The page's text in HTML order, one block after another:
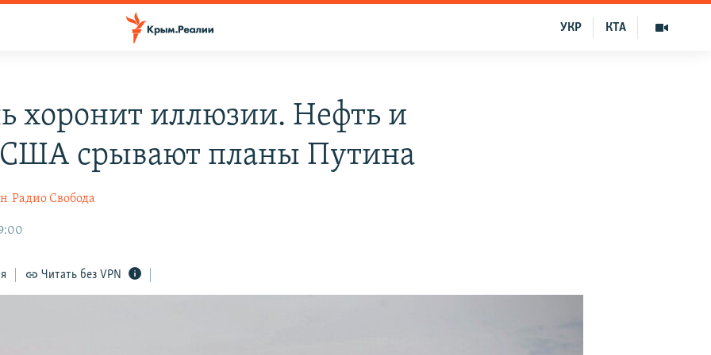
КТА
УКР
хоронит иллюзии. Нефть и
США срывают планы Путина
Радио Свобода
Читать без VPN